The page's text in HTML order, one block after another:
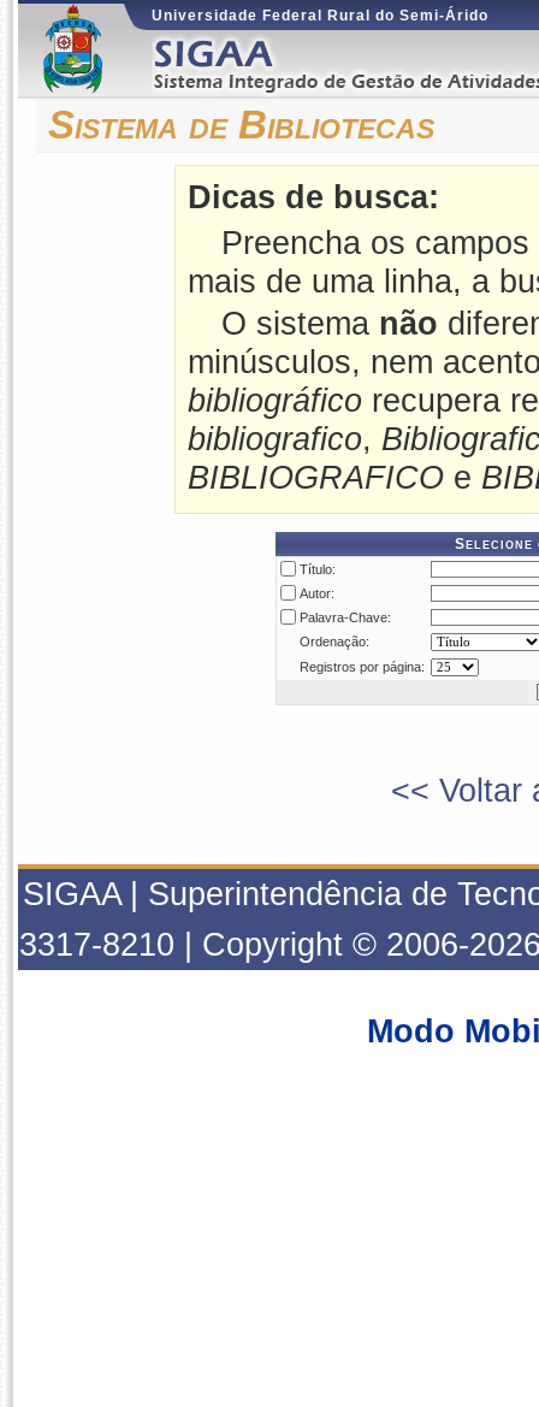
Universidade Federal Rural do Semi-Árido
Sistema de Bibliotecas
Dicas de busca:
Preencha os
mais de uma linha, a
O sistema não
minúsculos, nem
bibliográfico recupera
bibliografico,
BIBLIOGRAFICO e
Selecione
Título:
Autor:
Palavra-Chave:
Ordenação:
Registros por página:
<< Voltar
SIGAA | Superintendência de
3317-8210 | Copyright © 2006-
Modo